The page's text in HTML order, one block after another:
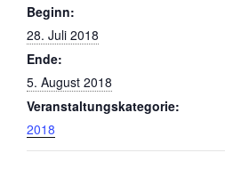
Beginn:
28. Juli 2018
Ende:
5. August 2018
Veranstaltungskategorie:
2018